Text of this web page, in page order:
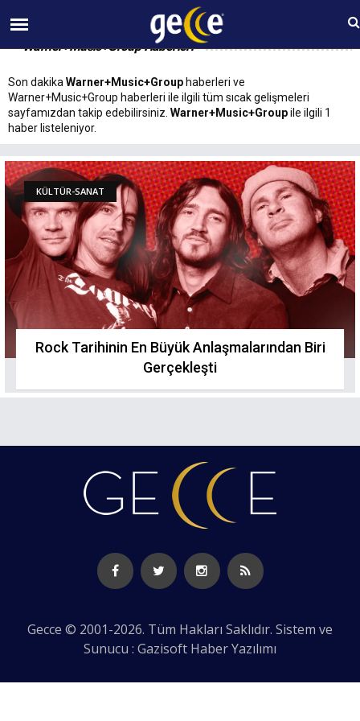
06 AĞUSTOS Perşembe 10:06
Warner+Music+Group Haberleri
Son dakika Warner+Music+Group haberleri ve
Warner+Music+Group haberleri ile ilgili tüm sıcak gelişmeleri
sayfamızdan takip edebilirsiniz. Warner+Music+Groupile ilgili 1
haber listeleniyor.
KÜLTÜR-SANAT
Rock Tarihinin En Büyük Anlaşmalarından Biri
Gerçekleşti
Gecce © 2001-2026. Tüm Hakları Saklıdır. Sistem ve
Sunucu : Gazisoft Haber Yazılımı